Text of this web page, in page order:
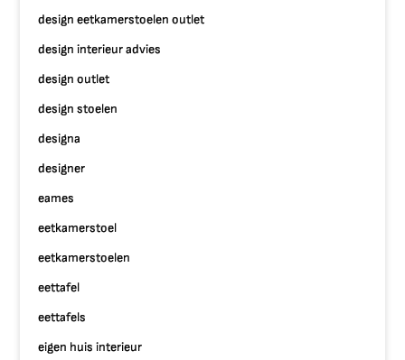
design eetkamerstoelen outlet
design interieur advies
design outlet
design stoelen
designa
designer
eames
eetkamerstoel
eetkamerstoelen
eettafel
eettafels
eigen huis interieur